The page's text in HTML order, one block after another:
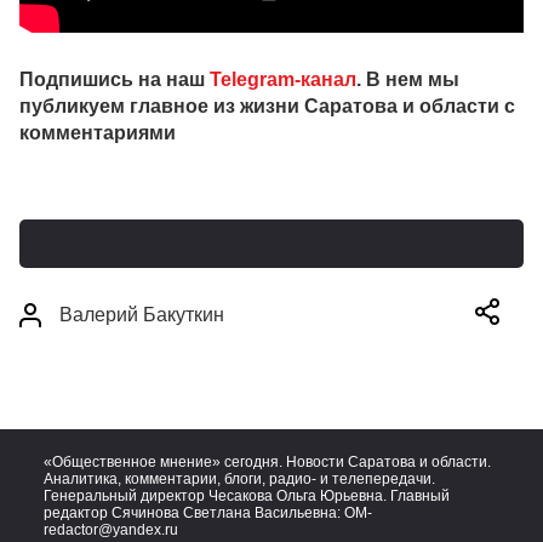
Подпишись на наш Telegram-канал. В нем мы
публикуем главное из жизни Саратова и области с
комментариями
Валерий Бакуткин
«Общественное мнение» сегодня. Новости Саратова и области.
Аналитика, комментарии, блоги, радио- и телепередачи.
Генеральный директор Чесакова Ольга Юрьевна. Главный
редактор Сячинова Светлана Васильевна: OM-
redactor@yandex.ru